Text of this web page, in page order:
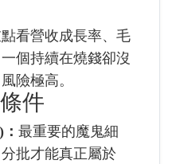
看營收成長率、毛
個持續在燒錢卻沒
險極高。
件
最重要的魔鬼細
批才能真正屬於